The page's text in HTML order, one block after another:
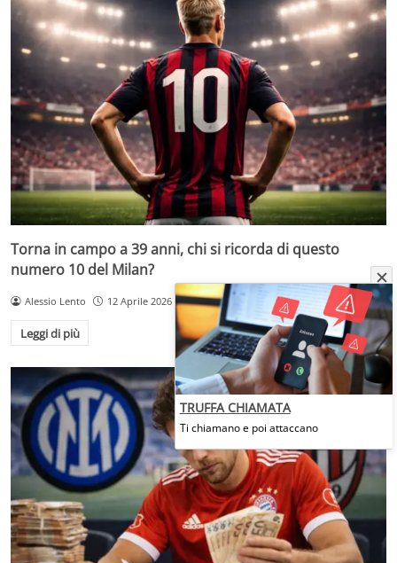
Torna in campo a 39 anni, chi si ricorda di questo
numero 10 del Milan?
Alessio Lento 12 Aprile 2026
Leggi di più
TRUFFA CHIAMATA
Ti chiamano e poi attaccano